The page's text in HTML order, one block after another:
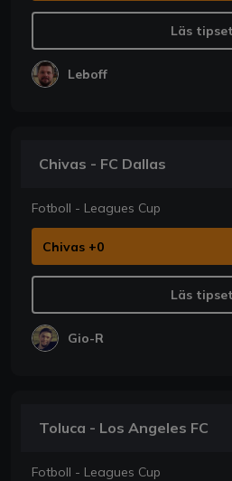
Läs tipset
Leboff
Chivas - FC Dallas
Fotboll - Leagues Cup
Chivas +0
Läs tipset
Gio-R
Toluca - Los Angeles FC
Fotboll - Leagues Cup